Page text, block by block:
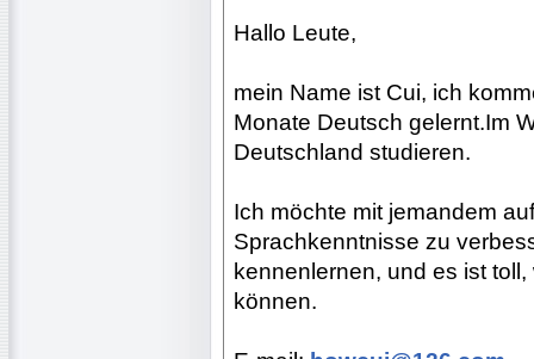
Hallo Leute,
mein Name ist Cui, ich
Monate Deutsch gelernt.Im
Deutschland studieren.
Ich möchte mit jemandem
Sprachkenntnisse zu
kennenlernen, und es ist
können.